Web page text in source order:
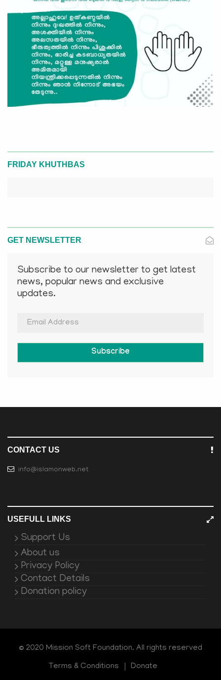
FRIDAY KHUTHBAS
GET NEWSLETTER
Subscribe to our newsletter to get latest
news, popular news and exclusive
updates.
Subscribe
CONTACT US
info@islamonweb.net
USEFULL LINKS
Support Us
About us
Privacy Policy
Contact Details
Donation policy
© 2020 Mission Soft Foundation. All rights reserved
Terms & Conditions Donate